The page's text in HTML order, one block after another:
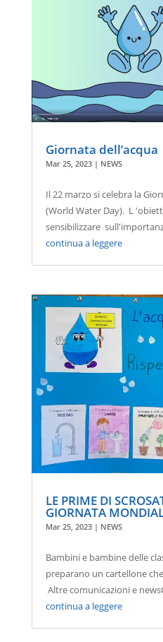
Giornata dell’acqua
Mar 25, 2023| NEWS
Il 22 marzo si celebra la
(World Water Day). L
sensibilizzare
continua a leggere
LE PRIME DI
GIORNATA
Mar 25, 2023| NEWS
Bambini e bambine delle
preparano un cartellone
Altre comunicazioni e
continua a leggere